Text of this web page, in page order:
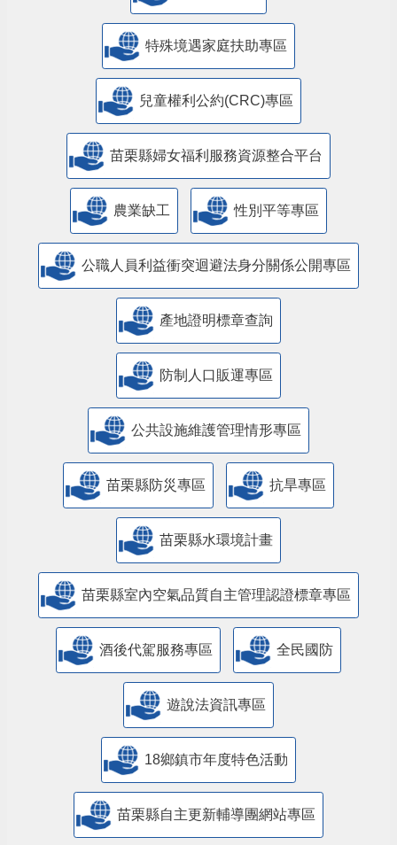
特殊境遇家庭扶助專區
兒童權利公約(CRC)專區
苗栗縣婦女福利服務資源整合平台
農業缺工 性別平等專區
公職人員利益衝突迴避法身分關係公開專區
產地證明標章查詢
防制人口販運專區
​公共設施維護管理情形專區
苗栗縣防災專區 抗旱專區
苗栗縣水環境計畫
苗栗縣室內空氣品質自主管理認證標章專區
酒後代駕服務專區 全民國防
遊說法資訊專區
18鄉鎮市年度特色活動
苗栗縣自主更新輔導團網站專區